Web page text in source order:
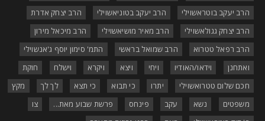
הרב יעקב בוטראשוילי
הרב יעקב בטוניאשוילי
הרב יצחק אדרת
הרב יצחק גגולאשוילי
הרב מאיר מושיאשוילי
הרב מיכאל מירון
הרב רפאל טטרוא
הרב שמואל בראשי
התמ' סימון יוסף ג'אנשוילי
ואתחנן
וידאו/האודיו ויחי ויצא ויקרא וישלח
חוקת
חכם שלום טטרואשוילי
יתרו כי תבוא כי תצא לך לך
מקץ
משפטים
נשא עקב פינחס פרשת שבוע מאת...